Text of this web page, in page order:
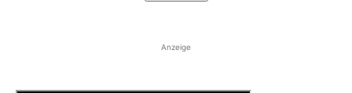
Anzeige